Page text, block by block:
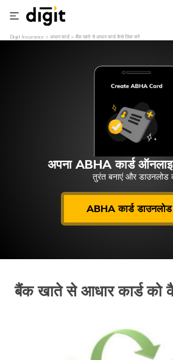
Digit Insurance आधार कार्ड बैंक खाते से आधार कार्ड कैसे लिंक करें
अपना ABHA कार्ड
तुरंत बनाएं और डाउनलोड
ABHA कार्ड
बैंक खाते से आधार कार्ड